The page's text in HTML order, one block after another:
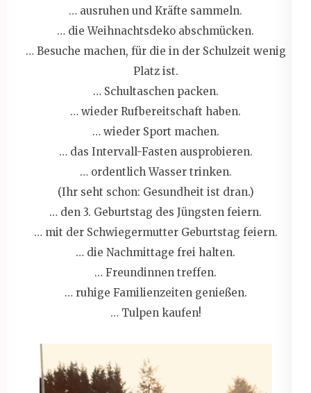
… ausruhen und Kräfte sammeln.
… die Weihnachtsdeko abschmücken.
… Besuche machen, für die in der Schulzeit wenig
Platz ist.
… Schultaschen packen.
… wieder Rufbereitschaft haben.
… wieder Sport machen.
… das Intervall-Fasten ausprobieren.
… ordentlich Wasser trinken.
(Ihr seht schon: Gesundheit ist dran.)
… den 3. Geburtstag des Jüngsten feiern.
… mit der Schwiegermutter Geburtstag feiern.
… die Nachmittage frei halten.
… Freundinnen treffen.
… ruhige Familienzeiten genießen.
… Tulpen kaufen!